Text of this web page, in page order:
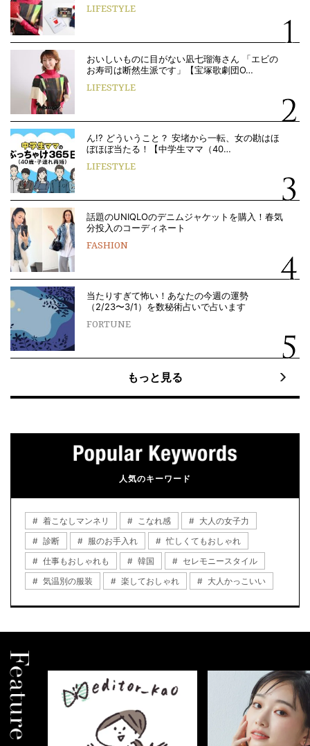
LIFESTYLE
おいしいものに目がない凪七瑠海さん 「エビの
お寿司は断然生派です」【宝塚歌劇団O…
LIFESTYLE
ん!? どういうこと？ 安堵から一転、女の勘はほ
ぼほぼ当たる！【中学生ママ（40…
LIFESTYLE
話題のUNIQLOのデニムジャケットを購入！春気
分投入のコーディネート
FASHION
当たりすぎて怖い！あなたの今週の運勢
（2/23〜3/1）を数秘術占いで占います
FORTUNE
もっと見る
人気のキーワード
着こなしマンネリ こなれ感
大人の女子力
診断
服のお手入れ
忙しくてもおしゃれ
仕事もおしゃれも
韓国
セレモニースタイル
気温別の服装
楽しておしゃれ 大人かっこいい